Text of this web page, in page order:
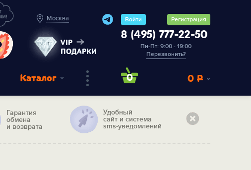
Москва
VIP
ПОДАРКИ
Войти Регистрация
8 (495) 777-22-50
Пн-Пт: 9:00 - 19:00
Перезвонить?
Каталог 0 0 Р
Гарантия
обмена
и возврата
Удобный
сайт и система
sms-уведомлений